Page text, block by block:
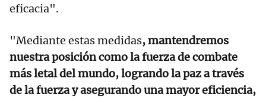
eficacia".
"Mediante estas medidas, mantendremos
nuestra posición como la fuerza de combate
más letal del mundo, logrando la paz a través
de la fuerza y asegurando una mayor eficiencia,